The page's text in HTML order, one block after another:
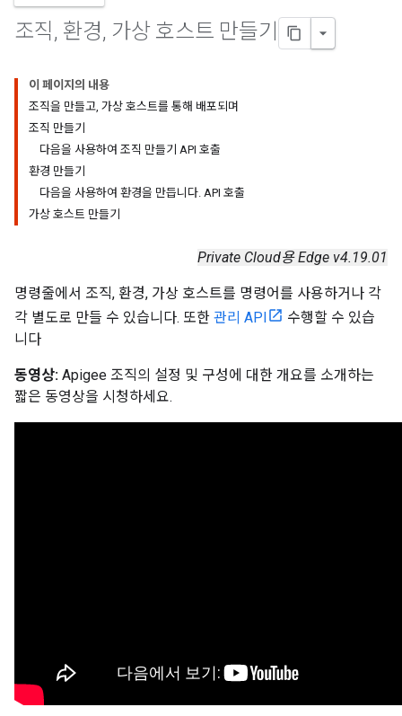
조직, 환경, 가상 호스트 만들기
이 페이지의 내용
조직을 만들고, 가상 호스트를 통해 배포되며
조직 만들기
다음을 사용하여 조직 만들기 API 호출
환경 만들기
다음을 사용하여 환경을 만듭니다. API 호출
가상 호스트 만들기
Private Cloud용 Edge v4.19.01
명령줄에서 조직, 환경, 가상 호스트를 명령어를 사용하거나 각
각 별도로 만들 수 있습니다. 또한 관리 API
수행할 수 있습
니다
동영상: Apigee 조직의 설정 및 구성에 대한 개요를 소개하는
짧은 동영상을 시청하세요.